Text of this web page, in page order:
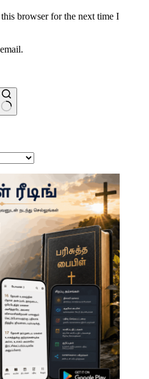
browser for the next time I